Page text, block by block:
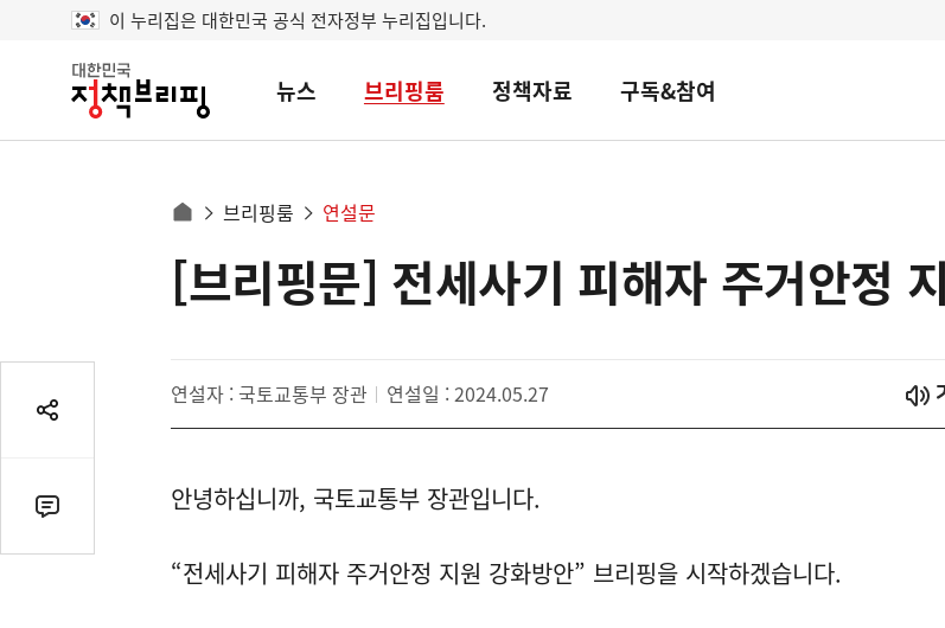
이 누리집은 대한민국 공식 전자정부 누리집입니다.
대
민
뉴스 브리핑룸 정책자료 구독&참여
동
경
로
으
브리핑룸 연설문
영
역공
기
댓
글
[브리핑문] 전세사기 피해자 주거안정
연설자 : 국토교통부 장관 연설일 : 2024.05.27
안녕하십니까, 국토교통부 장관입니다.
“전세사기 피해자 주거안정 지원 강화방안” 브리핑을 시작하겠습니다.